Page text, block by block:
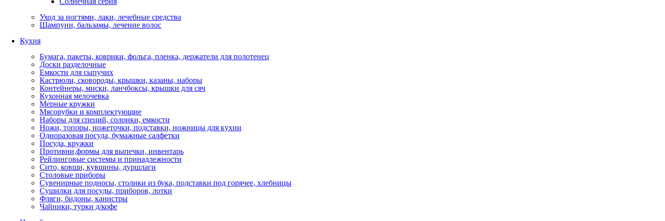
Уход за ногтями, лаки, лечебные средства
Шампуни, бальзамы, лечение волос
Кухня
Бумага, пакеты, коврики, фольга, пленка, держатели для полотенец
Доски разделочные
Емкости для сыпучих
Кастрюли, сковороды, крышки, казаны, наборы
Контейнеры, миски, ланчбоксы, крышки для свч
Кухонная мелочевка
Мерные кружки
Мясорубки и комплектующие
Наборы для специй, солонки, емкости
Ножи, топоры, ножеточки, подставки, ножницы для кухни
Одноразовая посуда, бумажные салфетки
Посуда, кружки
Противни,формы для выпечки, инвентарь
Рейлинговые системы и принадлежности
Сито, ковши, кувшины, дуршлаги
Столовые приборы
Сувенирные подносы, столики из бука, подставки под горячее, хлебницы
Сушилки для посуды, приборов, лотки
Фляги, бидоны, канистры
Чайники, турки д/кофе